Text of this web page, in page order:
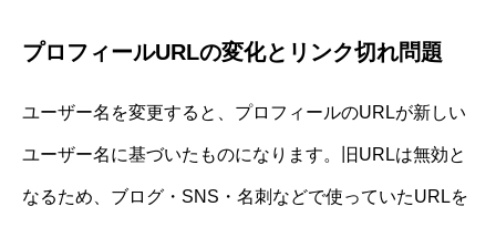
プロフィールURLの変化とリンク切れ問題
ユーザー名を変更すると、プロフィールのURLが新しい
ユーザー名に基づいたものになります。旧URLは無効と
なるため、ブログ・SNS・名刺などで使っていたURLを